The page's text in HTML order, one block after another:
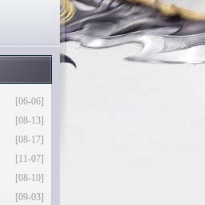
[06-06]
[08-13]
[08-17]
[11-07]
[08-10]
[09-03]